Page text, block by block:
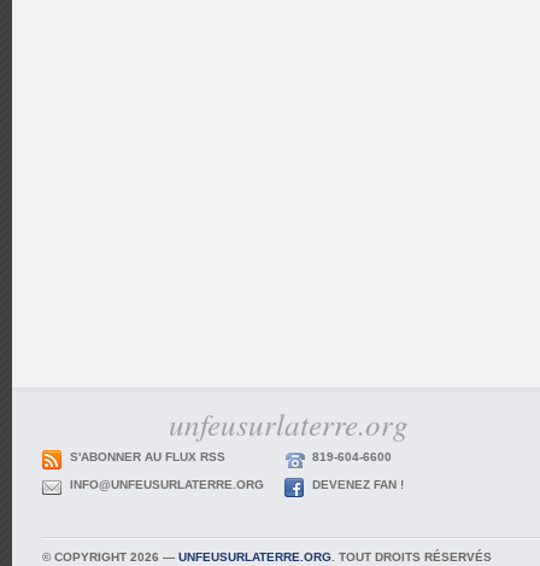
unfeusurlaterre.org
S'ABONNER AU FLUX RSS 819-604-6600
INFO@UNFEUSURLATERRE.ORG DEVENEZ FAN !
© COPYRIGHT 2026 — UNFEUSURLATERRE.ORG . TOUT DROITS RÉSERVÉS